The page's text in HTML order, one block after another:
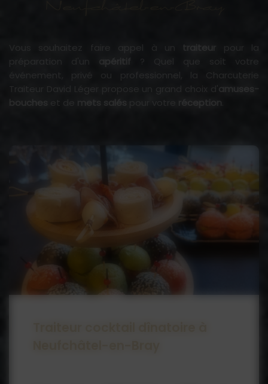
Vous souhaitez faire appel à un traiteur
pour la
événement, privé ou professionnel, la Charcuterie
Traiteur David Léger propose un grand choix d'
amuses-
mets salés réception